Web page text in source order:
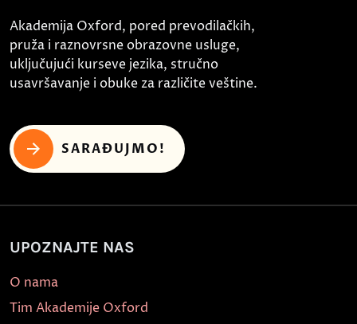
Akademija Oxford, pored prevodilačkih,
pruža i raznovrsne obrazovne usluge,
uključujući kurseve jezika, stručno
usavršavanje i obuke za različite veštine.
SARAĐUJMO!
UPOZNAJTE NAS
O nama
Tim Akademije Oxford